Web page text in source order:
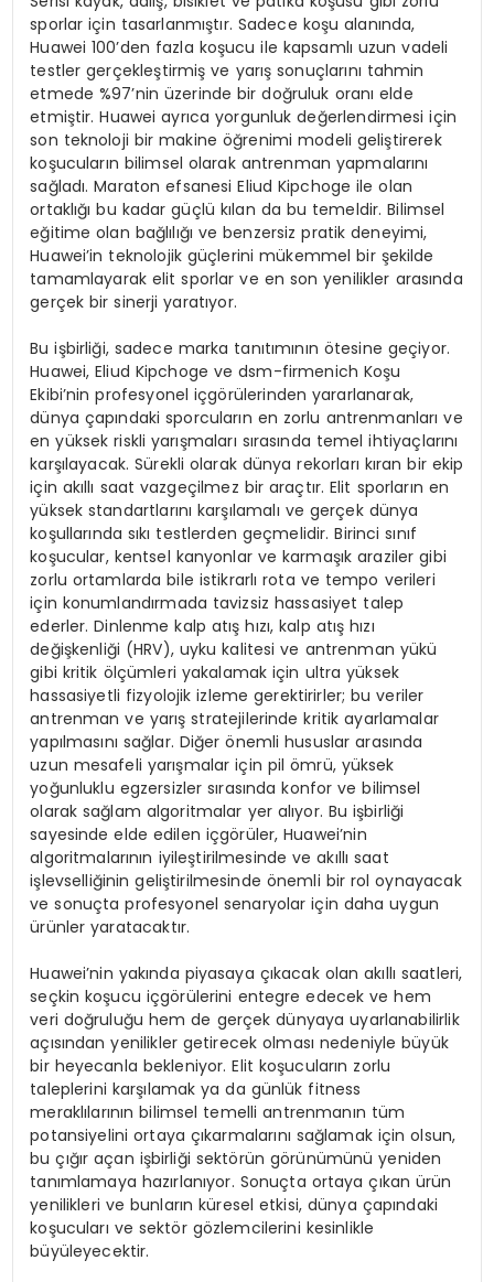
sporlar için tasarlanmıştır. Sadece koşu alanında,
Huawei 100’den fazla koşucu ile kapsamlı uzun vadeli
testler gerçekleştirmiş ve yarış sonuçlarını tahmin
etmede %97’nin üzerinde bir doğruluk oranı elde
etmiştir. Huawei ayrıca yorgunluk değerlendirmesi için
son teknoloji bir makine öğrenimi modeli geliştirerek
koşucuların bilimsel olarak antrenman yapmalarını
sağladı. Maraton efsanesi Eliud Kipchoge ile olan
ortaklığı bu kadar güçlü kılan da bu temeldir. Bilimsel
eğitime olan bağlılığı ve benzersiz pratik deneyimi,
Huawei’in teknolojik güçlerini mükemmel bir şekilde
tamamlayarak elit sporlar ve en son yenilikler arasında
gerçek bir sinerji yaratıyor.
Bu işbirliği, sadece marka tanıtımının ötesine geçiyor.
Huawei, Eliud Kipchoge ve dsm-firmenich Koşu
Ekibi’nin profesyonel içgörülerinden yararlanarak,
dünya çapındaki sporcuların en zorlu antrenmanları ve
en yüksek riskli yarışmaları sırasında temel ihtiyaçlarını
karşılayacak. Sürekli olarak dünya rekorları kıran bir ekip
için akıllı saat vazgeçilmez bir araçtır. Elit sporların en
yüksek standartlarını karşılamalı ve gerçek dünya
koşullarında sıkı testlerden geçmelidir. Birinci sınıf
koşucular, kentsel kanyonlar ve karmaşık araziler gibi
zorlu ortamlarda bile istikrarlı rota ve tempo verileri
için konumlandırmada tavizsiz hassasiyet talep
ederler. Dinlenme kalp atış hızı, kalp atış hızı
değişkenliği (HRV), uyku kalitesi ve antrenman yükü
gibi kritik ölçümleri yakalamak için ultra yüksek
hassasiyetli fizyolojik izleme gerektirirler; bu veriler
antrenman ve yarış stratejilerinde kritik ayarlamalar
yapılmasını sağlar. Diğer önemli hususlar arasında
uzun mesafeli yarışmalar için pil ömrü, yüksek
yoğunluklu egzersizler sırasında konfor ve bilimsel
olarak sağlam algoritmalar yer alıyor. Bu işbirliği
sayesinde elde edilen içgörüler, Huawei’nin
algoritmalarının iyileştirilmesinde ve akıllı saat
işlevselliğinin geliştirilmesinde önemli bir rol oynayacak
ve sonuçta profesyonel senaryolar için daha uygun
ürünler yaratacaktır.
Huawei’nin yakında piyasaya çıkacak olan akıllı saatleri,
seçkin koşucu içgörülerini entegre edecek ve hem
veri doğruluğu hem de gerçek dünyaya uyarlanabilirlik
açısından yenilikler getirecek olması nedeniyle büyük
bir heyecanla bekleniyor. Elit koşucuların zorlu
taleplerini karşılamak ya da günlük fitness
meraklılarının bilimsel temelli antrenmanın tüm
potansiyelini ortaya çıkarmalarını sağlamak için olsun,
bu çığır açan işbirliği sektörün görünümünü yeniden
tanımlamaya hazırlanıyor. Sonuçta ortaya çıkan ürün
yenilikleri ve bunların küresel etkisi, dünya çapındaki
koşucuları ve sektör gözlemcilerini kesinlikle
büyüleyecektir.